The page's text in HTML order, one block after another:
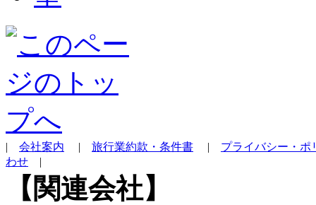
| 会社案内 | 旅行業約款・条件書 | プライバシー・ポ
わせ |
【関連会社】